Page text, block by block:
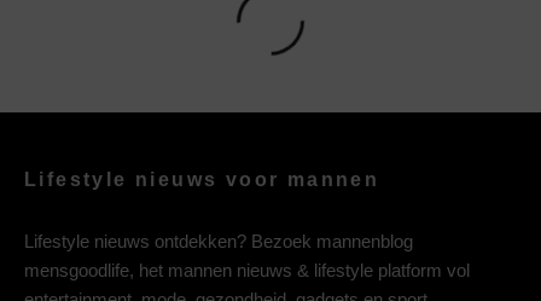
Lifestyle nieuws voor mannen
Lifestyle nieuws ontdekken? Bezoek mannenblog
mensgoodlife, het mannen nieuws & lifestyle platform vol